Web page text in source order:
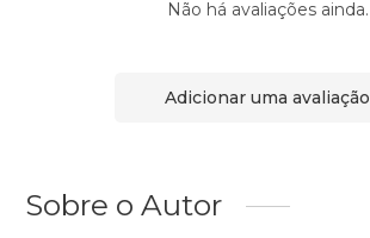
Não há avaliações ainda.
Adicionar uma avaliação
Sobre o Autor